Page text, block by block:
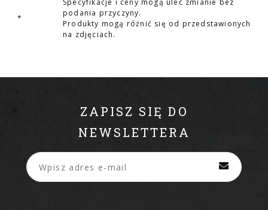
*
Specyfikacje i ceny mogą ulec zmianie bez
podania przyczyny.
Produkty mogą różnić się od przedstawionych
na zdjęciach.
ZAPISZ SIĘ DO
NEWSLETTERA